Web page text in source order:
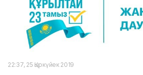
22:37, 25 Қыркүйек 2019